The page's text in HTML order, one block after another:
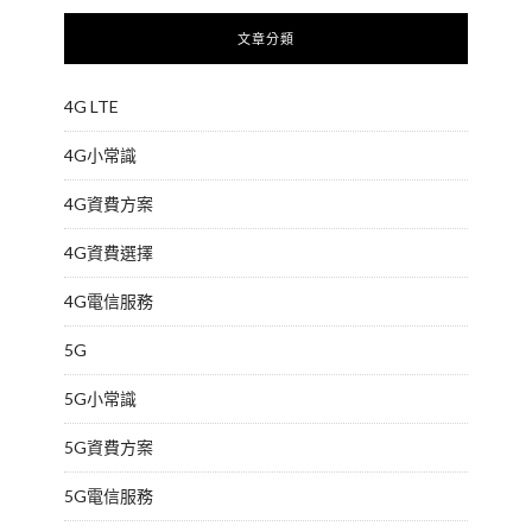
文章分類
4G LTE
4G小常識
4G資費方案
4G資費選擇
4G電信服務
5G
5G小常識
5G資費方案
5G電信服務